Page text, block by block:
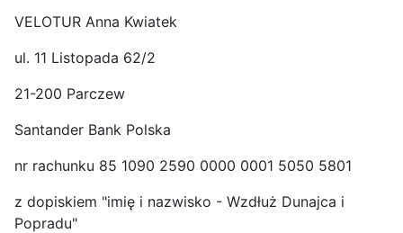
VELOTUR Anna Kwiatek
ul. 11 Listopada 62/2
21-200 Parczew
Santander Bank Polska
nr rachunku 85 1090 2590 0000 0001 5050 5801
z dopiskiem "imię i nazwisko - Wzdłuż Dunajca i
Popradu"